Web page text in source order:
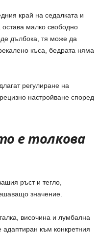
край на седалката и
остава малко свободно
дълбока, тя може да
къса, бедрата няма
регулиране на
настройване според
е толкова
ръст и тегло,
значение.
височина и лумбална
адаптиран към конкретния